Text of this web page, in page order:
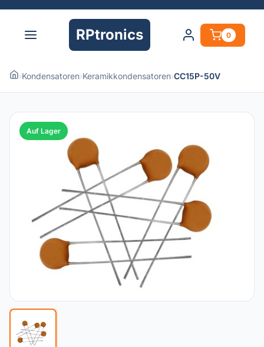
RPtronics 0
›Kondensatoren›Keramikkondensatoren›CC15P-50V
Auf Lager